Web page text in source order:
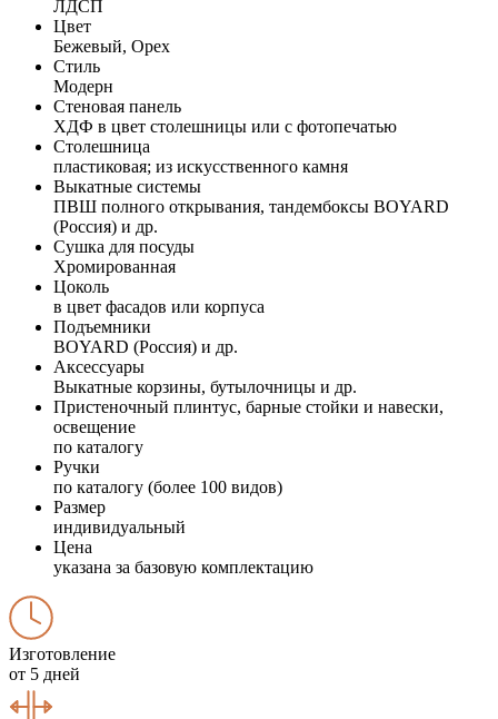
ЛДСП
Цвет
Бежевый, Орех
Стиль
Модерн
Стеновая панель
ХДФ в цвет столешницы или с фотопечатью
Столешница
пластиковая; из искусственного камня
Выкатные системы
ПВШ полного открывания, тандембоксы BOYARD
(Россия) и др.
Сушка для посуды
Хромированная
Цоколь
в цвет фасадов или корпуса
Подъемники
BOYARD (Россия) и др.
Аксессуары
Выкатные корзины, бутылочницы и др.
Пристеночный плинтус, барные стойки и навески,
освещение
по каталогу
Ручки
по каталогу (более 100 видов)
Размер
индивидуальный
Цена
указана за базовую комплектацию
Изготовление
от 5 дней